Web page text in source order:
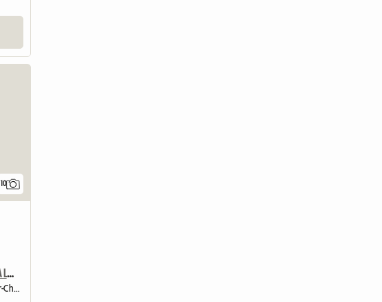
10
Chambre Grise De 16 M2 À Louer
Chambre chez l'habitant | Saint-Yrieix-sur-Charente (16710)